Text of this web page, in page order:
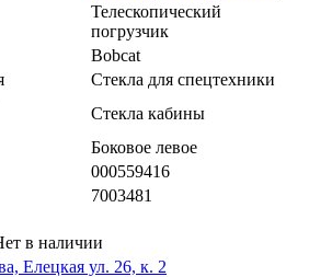
Телескопический
погрузчик
Bobcat
Стекла для спецтехники
Стекла кабины
Боковое левое
000559416
7003481
в наличии
Елецкая ул. 26, к. 2